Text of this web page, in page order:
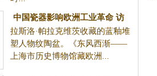
中国瓷器影响欧洲工业革命 访
收藏家帕拉克维茨
拉斯洛·帕拉克维茨收藏的蓝釉堆
塑人物纹陶盆。《东风西渐——
上海市历史博物馆藏欧洲...